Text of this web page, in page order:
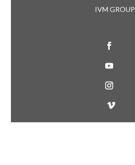
IVM GROUP